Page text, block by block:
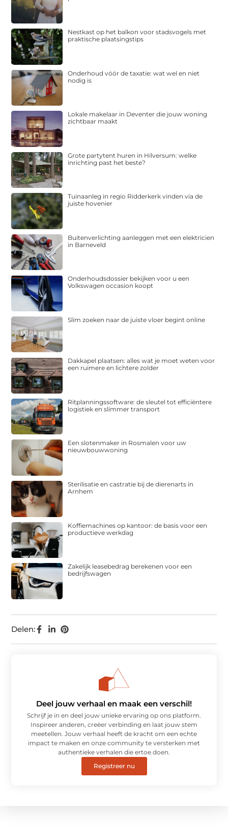
Delen:
Nestkast op het balkon voor stadsvogels met
praktische plaatsingstips
Onderhoud vóór de taxatie: wat wel en niet
nodig is
Lokale makelaar in Deventer die jouw woning
zichtbaar maakt
Grote partytent huren in Hilversum: welke
inrichting past het beste?
Tuinaanleg in regio Ridderkerk vinden via de
juiste hovenier
Buitenverlichting aanleggen met een elektricien
in Barneveld
Onderhoudsdossier bekijken voor u een
Volkswagen occasion koopt
Slim zoeken naar de juiste vloer begint online
Dakkapel plaatsen: alles wat je moet weten voor
een ruimere en lichtere zolder
Ritplanningssoftware: de sleutel tot efficiëntere
logistiek en slimmer transport
Een slotenmaker in Rosmalen voor uw
nieuwbouwwoning
Sterilisatie en castratie bij de dierenarts in
Arnhem
Koffiemachines op kantoor: de basis voor een
productieve werkdag
Zakelijk leasebedrag berekenen voor een
bedrijfswagen
Deel jouw verhaal en maak een verschil!
Schrijf je in en deel jouw unieke ervaring op ons platform.
Inspireer anderen, creëer verbinding en laat jouw stem
meetellen. Jouw verhaal heeft de kracht om een echte
impact te maken en onze community te versterken met
authentieke verhalen die ertoe doen.
Registreer nu